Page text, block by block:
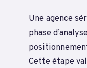
Une agence
phase
Cette étape